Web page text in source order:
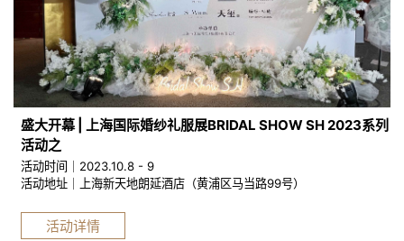
盛大开幕 | 上海国际婚纱礼服展BRIDAL SHOW SH 2023系列
活动之
活动时间｜2023.10.8 - 9
活动地址｜上海新天地朗延酒店（黄浦区马当路99号）
活动详情